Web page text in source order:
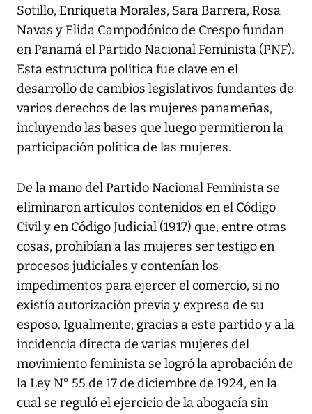
Sotillo, Enriqueta Morales, Sara Barrera, Rosa
Navas y Elida Campodónico de Crespo fundan
en Panamá el Partido Nacional Feminista (PNF).
Esta estructura política fue clave en el
desarrollo de cambios legislativos fundantes de
varios derechos de las mujeres panameñas,
incluyendo las bases que luego permitieron la
participación política de las mujeres.
De la mano del Partido Nacional Feminista se
eliminaron artículos contenidos en el Código
Civil y en Código Judicial (1917) que, entre otras
cosas, prohibían a las mujeres ser testigo en
procesos judiciales y contenían los
impedimentos para ejercer el comercio, si no
existía autorización previa y expresa de su
esposo. Igualmente, gracias a este partido y a la
incidencia directa de varias mujeres del
movimiento feminista se logró la aprobación de
la Ley N° 55 de 17 de diciembre de 1924, en la
cual se reguló el ejercicio de la abogacía sin